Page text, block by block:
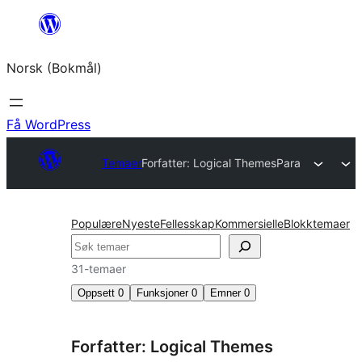
Hopp
innhold
Norsk (Bokmål)
Få WordPress
TemaerForfatter: Logical ThemesPara
PopulæreNyesteFellesskapKommersielleBlokktemaer
Søk
31-temaer
Oppsett 0 Funksjoner 0 Emner 0
Forfatter: Logical Themes